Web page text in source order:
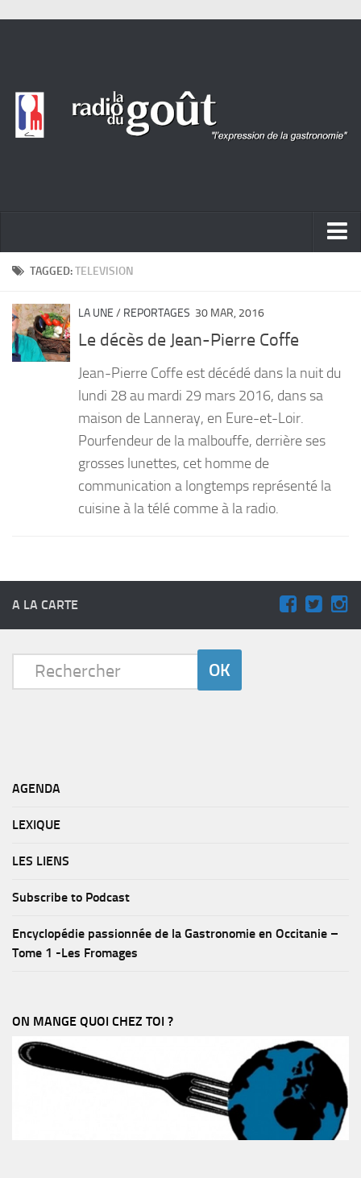
ACTUALITÉ
PORTRAITS
LIVRES
TAGGED:TELEVISION
LA UNE / REPORTAGES 30 MAR, 2016
Le décès de Jean-Pierre Coffe
Jean-Pierre Coffe est décédé dans la nuit du
lundi 28 au mardi 29 mars 2016, dans sa
maison de Lanneray, en Eure-et-Loir.
Pourfendeur de la malbouffe, derrière ses
grosses lunettes, cet homme de
communication a longtemps représenté la
cuisine à la télé comme à la radio.
A LA CARTE
AGENDA
LEXIQUE
LES LIENS
Subscribe to Podcast
Encyclopédie passionnée de la Gastronomie en Occitanie –
Tome 1 -Les Fromages
ON MANGE QUOI CHEZ TOI ?